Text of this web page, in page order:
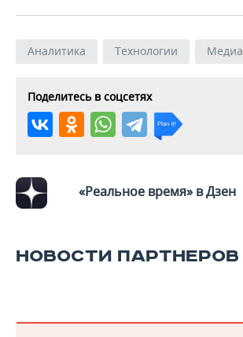
ВОДНЫЕ ВИДЫ СПОРТА
ХОККЕЙ С МЯЧОМ
ОБРАЗОВАНИЕ
ПРОИСШЕСТВИЯ
Аналитика Технологии Медиа
Поделитесь в соцсетях
«Реальное время» в Дзен
НОВОСТИ ПАРТНЕРОВ